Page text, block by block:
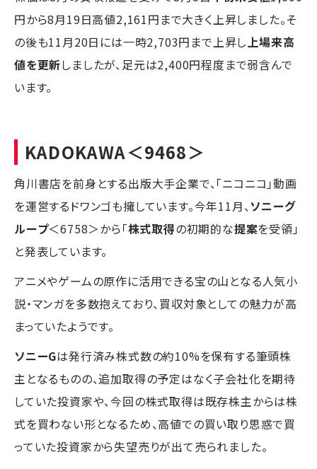
円から8月19日高値2,161円まで大きく上昇しました。そ
の後も11月20日には一時2,703円まで上昇し上場来高
値を更新しましたが、足元は2,400円程度まで弱含んで
います。
KADOKAWA＜9468＞
角川書店を前身とする出版大手企業で、「ニコニコ」動画
を運営するドワンゴも擁しています。今年11月、ソニーグ
ループ＜6758＞から「株式取得の初期的な提案を受領」
と発表しています。
アニメやゲームの原作に活用できる宝の山となる人気小
説・マンガを多数抱えており、買収対象としての魅力が高
まっていたようです。
ソニーGは発行済み株式数の約10%を保有する筆頭株
主となるものの、追加取得の予定はなく子会社化を期待
していた投資家や、今回の株式取得は既存株主からは株
式を買わない形となるため、高値での買い取り思惑で買
っていた投資家から失望売りが出て売られました。